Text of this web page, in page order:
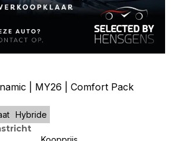
| MY26 | Comfort Pack
Hybride